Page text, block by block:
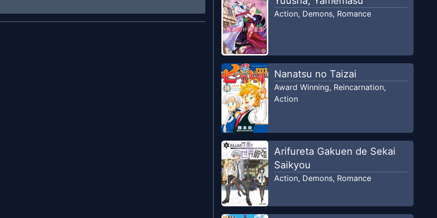
Action, Demons, Romance
Nanatsu no Taizai
Award Winning, Reincarnation,
Action
Arifureta Gakuen de Sekai
Saikyou
Action, Demons, Romance